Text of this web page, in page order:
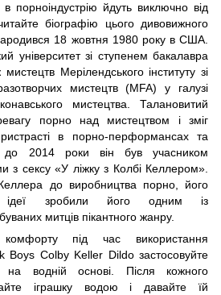
йдуть виключно від
біографію цього дивовижного
18 жовтня 1980 року в США.
університет зі ступенем бакалавра
Мерілендського інституту зі
мистецтв (MFA) у галузі
мистецтва. Талановитий
порно над мистецтвом і зміг
в порно-перформансах та
до 2014 роки він був учасником
з сексу «У ліжку з Колбі Келлером».
до виробництва порно, його
ідеї зробили його одним із
митців пікантного жанру.
під час використання
Boys Colby Keller Dildo застосовуйте
на водній основі. Після кожного
іграшку водою і давайте їй